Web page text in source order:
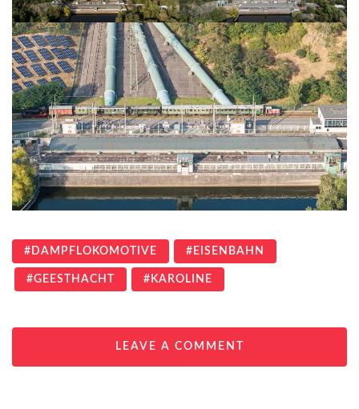
DAMPFLOKOMOTIVE EISENBAHN
GEESTHACHT KAROLINE
LEAVE A COMMENT